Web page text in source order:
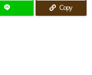
Copy